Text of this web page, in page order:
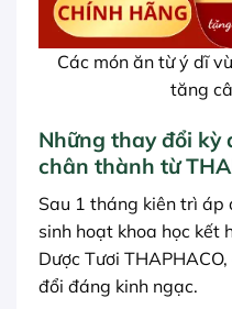
Các món ăn từ ý dĩ
tăng
Những thay đổi kỳ
chân thành từ
Sau 1 tháng kiên trì áp
sinh hoạt khoa học kết
Dược Tươi
đổi đáng kinh ngạc.